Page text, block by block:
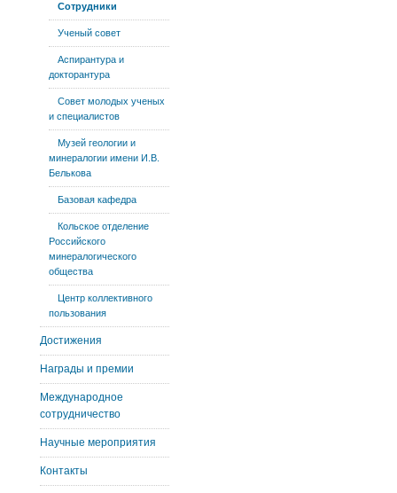
Сотрудники
Ученый совет
Аспирантура и
докторантура
Совет молодых ученых
и специалистов
Музей геологии и
минералогии имени И.В.
Белькова
Базовая кафедра
Кольское отделение
Российского
минералогического
общества
Центр коллективного
пользования
Достижения
Награды и премии
Международное
сотрудничество
Научные мероприятия
Контакты